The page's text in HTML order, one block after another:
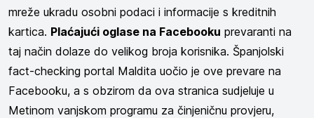
mreže ukradu osobni podaci i informacije s kreditnih
kartica. Plaćajući oglase na Facebooku prevaranti na
taj način dolaze do velikog broja korisnika. Španjolski
fact-checking portal Maldita uočio je ove prevare na
Facebooku, a s obzirom da ova stranica sudjeluje u
Metinom vanjskom programu za činjeničnu provjeru,